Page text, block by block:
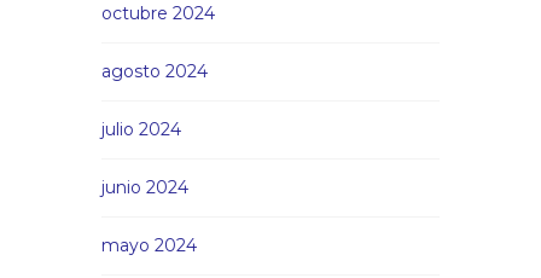
octubre 2024
agosto 2024
julio 2024
junio 2024
mayo 2024